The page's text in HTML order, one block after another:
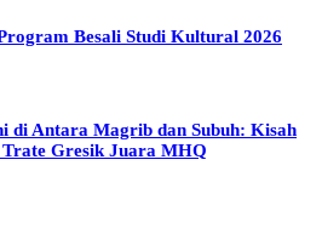
Besali Studi Kultural 2026
di Antara Magrib dan Subuh: Kisah
Gresik Juara MHQ